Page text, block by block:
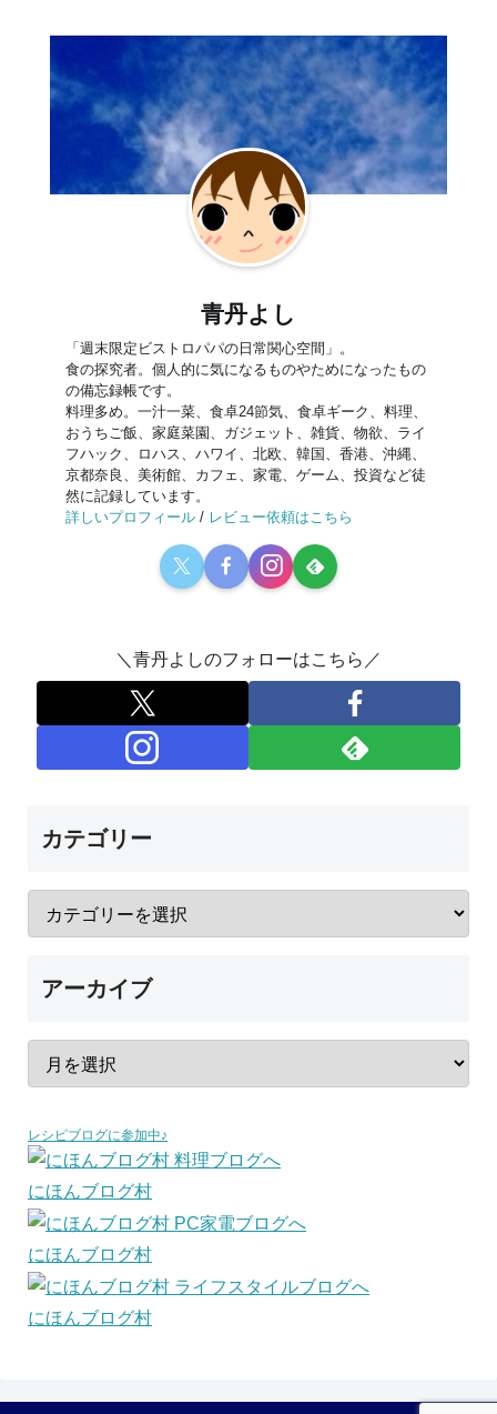
青丹よし
「週末限定ビストロパパの日常関心空間」。
食の探究者。個人的に気になるものやためになったもの
の備忘録帳です。
料理多め。一汁一菜、食卓24節気、食卓ギーク、料理、
おうちご飯、家庭菜園、ガジェット、雑貨、物欲、ライ
フハック、ロハス、ハワイ、北欧、韓国、香港、沖縄、
京都奈良、美術館、カフェ、家電、ゲーム、投資など徒
然に記録しています。
詳しいプロフィール / レビュー依頼はこちら
＼青丹よしのフォローはこちら／
カテゴリー
アーカイブ
レシピブログに参加中♪
にほんブログ村
にほんブログ村
にほんブログ村